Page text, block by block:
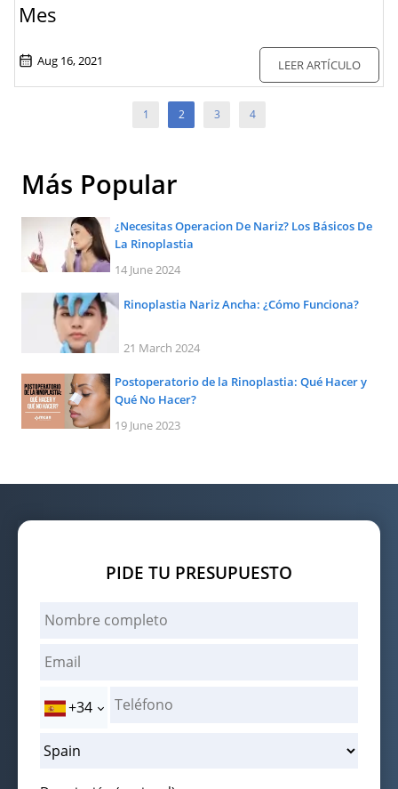
Mes
Aug 16, 2021 LEER ARTÍCULO
1 2 3 4
Más Popular
¿Necesitas Operacion De Nariz? Los Básicos De
La Rinoplastia
14 June 2024
Rinoplastia Nariz Ancha: ¿Cómo Funciona?
21 March 2024
Postoperatorio de la Rinoplastia: Qué Hacer y
Qué No Hacer?
19 June 2023
PIDE TU PRESUPUESTO
+34